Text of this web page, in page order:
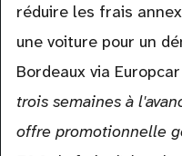
réduire les frais
une voiture pour un
Bordeaux via
trois semaines à
offre promotionnelle